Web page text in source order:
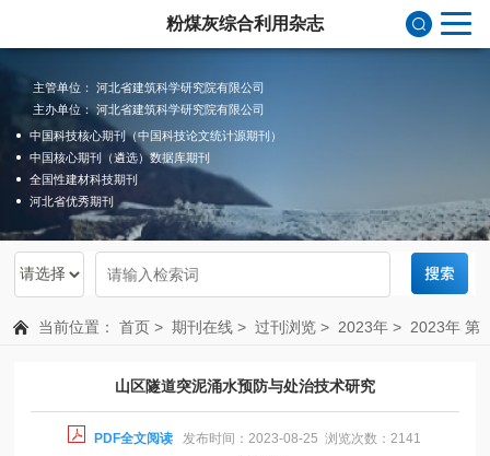
粉煤灰综合利用杂志
主管单位： 河北省建筑科学研究院有限公司
主办单位： 河北省建筑科学研究院有限公司
中国科技核心期刊（中国科技论文统计源期刊）
中国核心期刊（遴选）数据库期刊
全国性建材科技期刊
河北省优秀期刊
当前位置： 首页 > 期刊在线 > 过刊浏览 > 2023年 > 2023年 第
山区隧道突泥涌水预防与处治技术研究
PDF全文阅读 发布时间：2023-08-25 浏览次数：2141